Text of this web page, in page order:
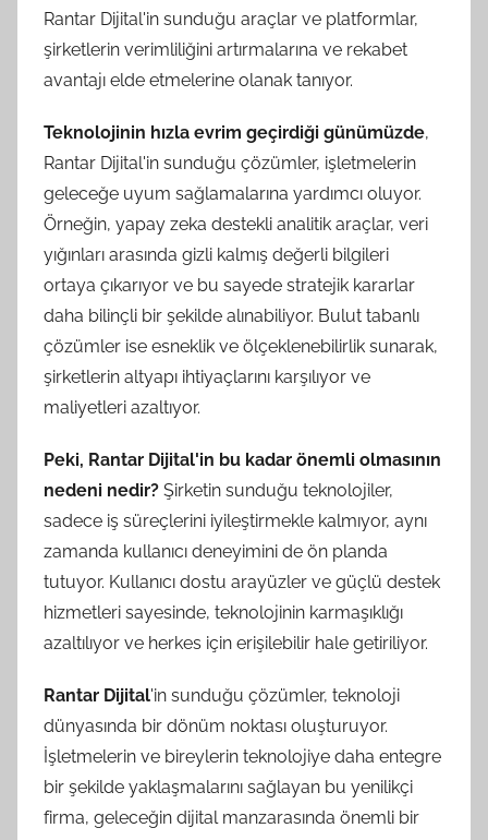
Rantar Dijital'in sunduğu araçlar ve platformlar,
şirketlerin verimliliğini artırmalarına ve rekabet
avantajı elde etmelerine olanak tanıyor.
Teknolojinin hızla evrim geçirdiği günümüzde,
Rantar Dijital'in sunduğu çözümler, işletmelerin
geleceğe uyum sağlamalarına yardımcı oluyor.
Örneğin, yapay zeka destekli analitik araçlar, veri
yığınları arasında gizli kalmış değerli bilgileri
ortaya çıkarıyor ve bu sayede stratejik kararlar
daha bilinçli bir şekilde alınabiliyor. Bulut tabanlı
çözümler ise esneklik ve ölçeklenebilirlik sunarak,
şirketlerin altyapı ihtiyaçlarını karşılıyor ve
maliyetleri azaltıyor.
Peki, Rantar Dijital'in bu kadar önemli olmasının
nedeni nedir? Şirketin sunduğu teknolojiler,
sadece iş süreçlerini iyileştirmekle kalmıyor, aynı
zamanda kullanıcı deneyimini de ön planda
tutuyor. Kullanıcı dostu arayüzler ve güçlü destek
hizmetleri sayesinde, teknolojinin karmaşıklığı
azaltılıyor ve herkes için erişilebilir hale getiriliyor.
Rantar Dijital'in sunduğu çözümler, teknoloji
dünyasında bir dönüm noktası oluşturuyor.
İşletmelerin ve bireylerin teknolojiye daha entegre
bir şekilde yaklaşmalarını sağlayan bu yenilikçi
firma, geleceğin dijital manzarasında önemli bir